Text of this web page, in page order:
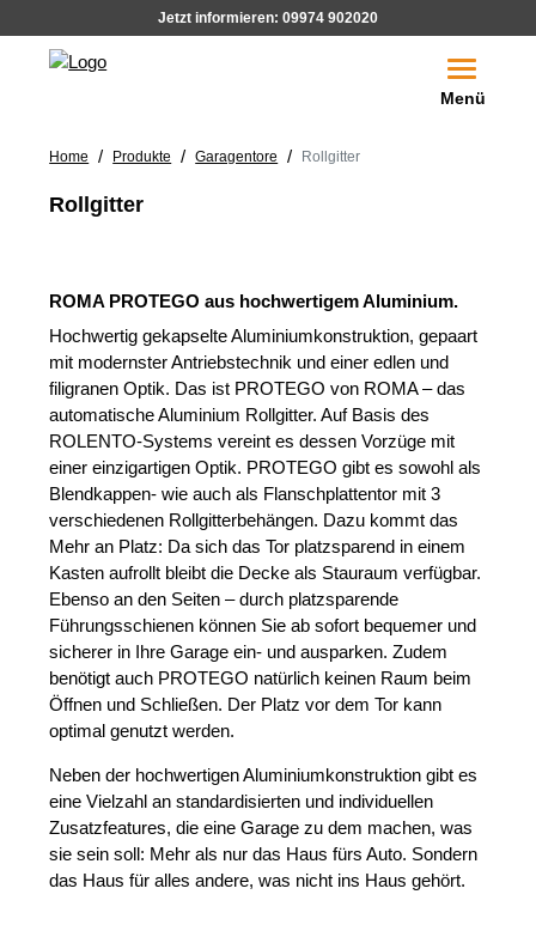
Jetzt informieren: 09974 902020
Toggle
Menü
Home / Produkte / Garagentore / Rollgitter
Rollgitter
ROMA PROTEGO aus hochwertigem Aluminium.
Hochwertig gekapselte Aluminiumkonstruktion, gepaart
mit modernster Antriebstechnik und einer edlen und
filigranen Optik. Das ist PROTEGO von ROMA – das
automatische Aluminium Rollgitter. Auf Basis des
ROLENTO-Systems vereint es dessen Vorzüge mit
einer einzigartigen Optik. PROTEGO gibt es sowohl als
Blendkappen- wie auch als Flanschplattentor mit 3
verschiedenen Rollgitterbehängen. Dazu kommt das
Mehr an Platz: Da sich das Tor platzsparend in einem
Kasten aufrollt bleibt die Decke als Stauraum verfügbar.
Ebenso an den Seiten – durch platzsparende
Führungsschienen können Sie ab sofort bequemer und
sicherer in Ihre Garage ein- und ausparken. Zudem
benötigt auch PROTEGO natürlich keinen Raum beim
Öffnen und Schließen. Der Platz vor dem Tor kann
optimal genutzt werden.
Neben der hochwertigen Aluminiumkonstruktion gibt es
eine Vielzahl an standardisierten und individuellen
Zusatzfeatures, die eine Garage zu dem machen, was
sie sein soll: Mehr als nur das Haus fürs Auto. Sondern
das Haus für alles andere, was nicht ins Haus gehört.